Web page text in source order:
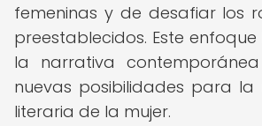
femeninas y de desafiar los
preestablecidos. Este
la narrativa
nuevas posibilidades para la
literaria de la mujer.